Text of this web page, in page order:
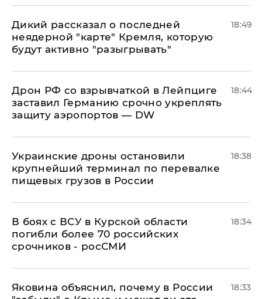
Дикий рассказал о последней
неядерной "карте" Кремля, которую
будут активно "разыгрывать"
18:49
​Дрон РФ со взрывчаткой в Лейпциге
заставил Германию срочно укреплять
защиту аэропортов — DW
18:44
Украинские дроны остановили
крупнейший терминал по перевалке
пищевых грузов в России
18:38
В боях с ВСУ в Курской области
погибли более 70 российских
срочников - росСМИ
18:34
Яковина объяснил, почему в России
18:33